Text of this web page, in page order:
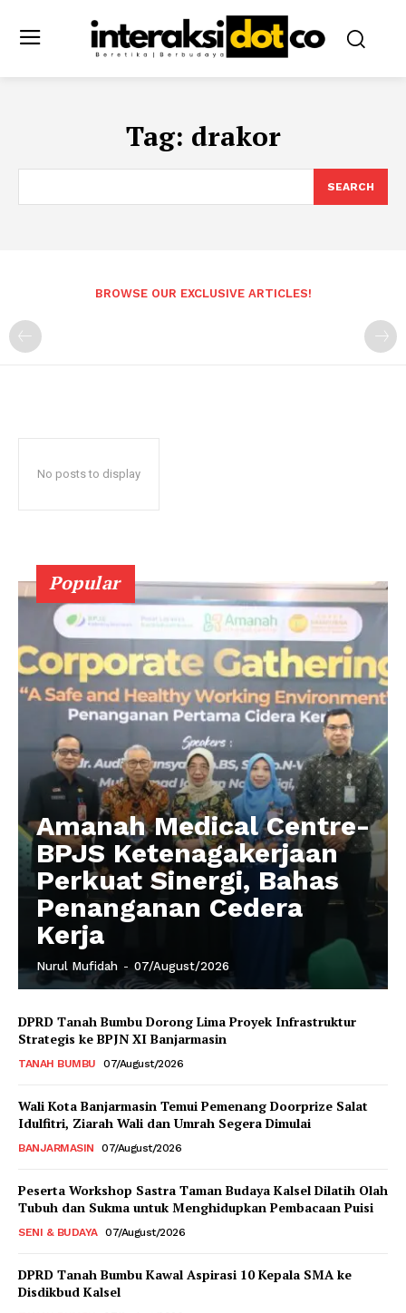
Tag: drakor
SEARCH
BROWSE OUR EXCLUSIVE ARTICLES!
No posts to display
Popular
Amanah Medical Centre-
BPJS Ketenagakerjaan
Perkuat Sinergi, Bahas
Penanganan Cedera
Kerja
Nurul Mufidah - 07/August/2026
DPRD Tanah Bumbu Dorong Lima Proyek Infrastruktur
Strategis ke BPJN XI Banjarmasin
TANAH BUMBU 07/August/2026
Wali Kota Banjarmasin Temui Pemenang Doorprize Salat
Idulfitri, Ziarah Wali dan Umrah Segera Dimulai
BANJARMASIN 07/August/2026
Peserta Workshop Sastra Taman Budaya Kalsel Dilatih Olah
Tubuh dan Sukma untuk Menghidupkan Pembacaan Puisi
SENI & BUDAYA 07/August/2026
DPRD Tanah Bumbu Kawal Aspirasi 10 Kepala SMA ke
Disdikbud Kalsel